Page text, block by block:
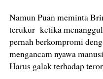
Namun Puan meminta
terukur ketika
pernah berkompromi
mengancam nyawa
Harus galak terhadap